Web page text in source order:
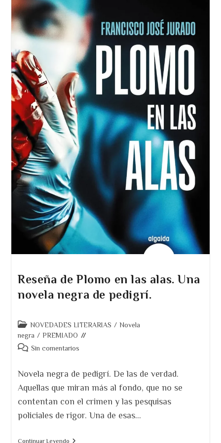
Reseña de Plomo en las alas. Una
novela negra de pedigrí.
Categoría
de
la
NOVEDADES LITERARIAS / Novela
negra / PREMIADO
Comentarios
entrada:
Sin comentarios
Novela negra de pedigrí. De las de verdad.
Aquellas que miran más al fondo, que no se
contentan con el crimen y las pesquisas
policiales de rigor. Una de esas…
Continuar LeyendoReseña